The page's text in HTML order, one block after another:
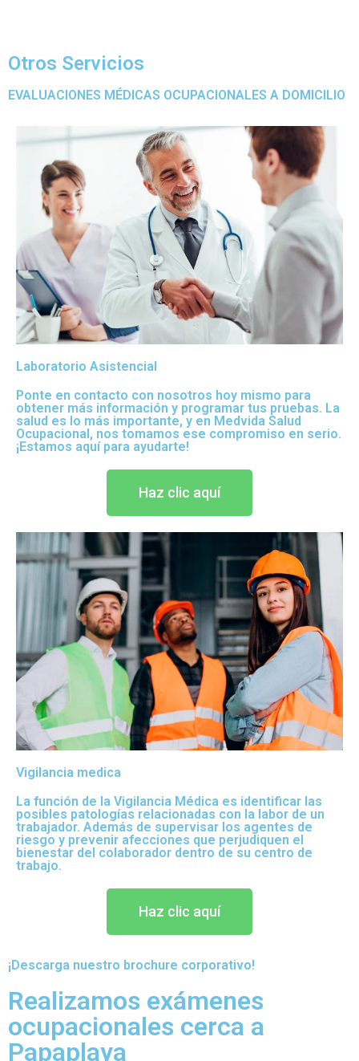
Otros Servicios
EVALUACIONES MÉDICAS OCUPACIONALES A DOMICILIO
Laboratorio Asistencial
Ponte en contacto con nosotros hoy mismo para
obtener más información y programar tus pruebas. La
salud es lo más importante, y en Medvida Salud
Ocupacional, nos tomamos ese compromiso en serio.
¡Estamos aquí para ayudarte!
Haz clic aquí
Vigilancia medica
La función de la Vigilancia Médica es identificar las
posibles patologías relacionadas con la labor de un
trabajador. Además de supervisar los agentes de
riesgo y prevenir afecciones que perjudiquen el
bienestar del colaborador dentro de su centro de
trabajo.
Haz clic aquí
¡Descarga nuestro brochure corporativo!
Realizamos exámenes
ocupacionales cerca a
Papaplaya